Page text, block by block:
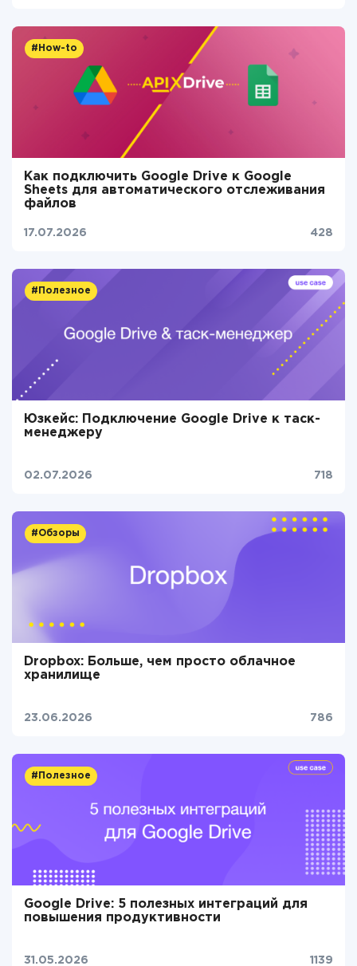
#How-to
Как подключить Google Drive к Google
Sheets для автоматического отслеживания
файлов
17.07.2026 428
#Полезное
Юзкейс: Подключение Google Drive к таск-
менеджеру
02.07.2026 718
#Обзоры
Dropbox: Больше, чем просто облачное
хранилище
23.06.2026 786
#Полезное
Google Drive: 5 полезных интеграций для
повышения продуктивности
31.05.2026 1139